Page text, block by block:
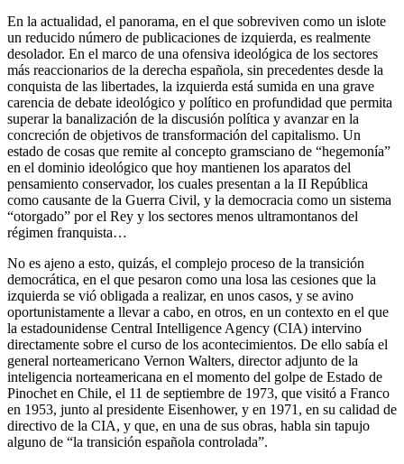
En la actualidad, el panorama, en el que sobreviven como un islote
un reducido número de publicaciones de izquierda, es realmente
desolador. En el marco de una ofensiva ideológica de los sectores
más reaccionarios de la derecha española, sin precedentes desde la
conquista de las libertades, la izquierda está sumida en una grave
carencia de debate ideológico y político en profundidad que permita
superar la banalización de la discusión política y avanzar en la
concreción de objetivos de transformación del capitalismo. Un
estado de cosas que remite al concepto gramsciano de “hegemonía”
en el dominio ideológico que hoy mantienen los aparatos del
pensamiento conservador, los cuales presentan a la II República
como causante de la Guerra Civil, y la democracia como un sistema
“otorgado” por el Rey y los sectores menos ultramontanos del
régimen franquista…
No es ajeno a esto, quizás, el complejo proceso de la transición
democrática, en el que pesaron como una losa las cesiones que la
izquierda se vió obligada a realizar, en unos casos, y se avino
oportunistamente a llevar a cabo, en otros, en un contexto en el que
la estadounidense Central Intelligence Agency (CIA) intervino
directamente sobre el curso de los acontecimientos. De ello sabía el
general norteamericano Vernon Walters, director adjunto de la
inteligencia norteamericana en el momento del golpe de Estado de
Pinochet en Chile, el 11 de septiembre de 1973, que visitó a Franco
en 1953, junto al presidente Eisenhower, y en 1971, en su calidad de
directivo de la CIA, y que, en una de sus obras, habla sin tapujo
alguno de “la transición española controlada”.